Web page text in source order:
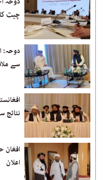
چیت
دوحہ:
سے
نتائج
افغان
اعلان